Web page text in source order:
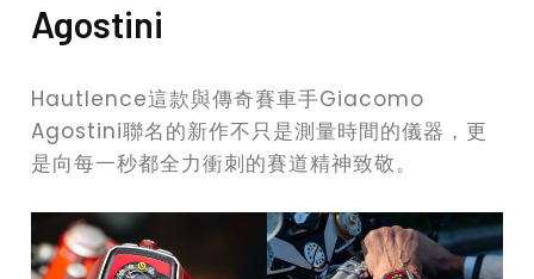
Agostini
Hautlence這款與傳奇賽車手Giacomo
Agostini聯名的新作不只是測量時間的儀器，更
是向每一秒都全力衝刺的賽道精神致敬。